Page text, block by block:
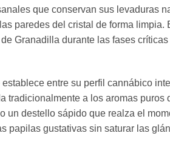
que conservan sus levaduras
paredes del cristal de forma limpia.
Granadilla durante las fases
entre su perfil cannábico
tradicionalmente a los aromas puros
un destello sápido que realza el
papilas gustativas sin saturar las